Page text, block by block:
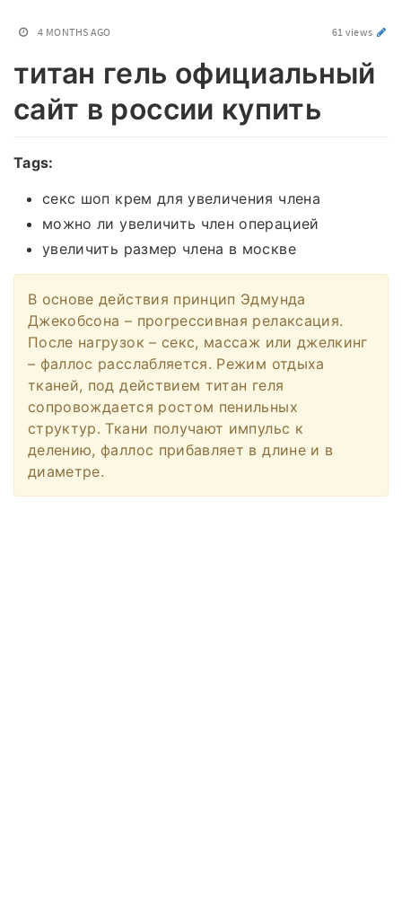
4 MONTHS AGO 61 views
титан гель официальный
сайт в россии купить
Tags:
секс шоп крем для увеличения члена
можно ли увеличить член операцией
увеличить размер члена в москве
В основе действия принцип Эдмунда
Джекобсона – прогрессивная релаксация.
После нагрузок – секс, массаж или джелкинг
– фаллос расслабляется. Режим отдыха
тканей, под действием титан геля
сопровождается ростом пенильных
структур. Ткани получают импульс к
делению, фаллос прибавляет в длине и в
диаметре.